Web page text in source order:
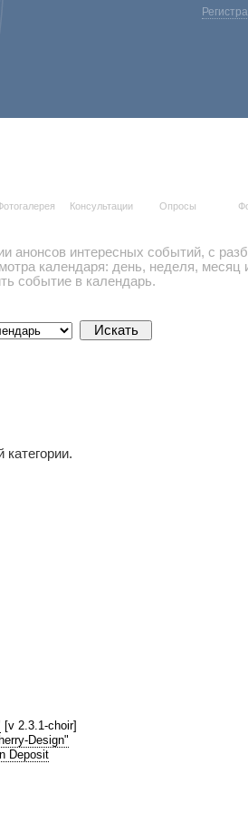
Консультации Опросы
анонсов интересных событий, с
календаря: день, неделя, месяц
событие в календарь.
[v 2.3.1-choir]
Design"
Deposit